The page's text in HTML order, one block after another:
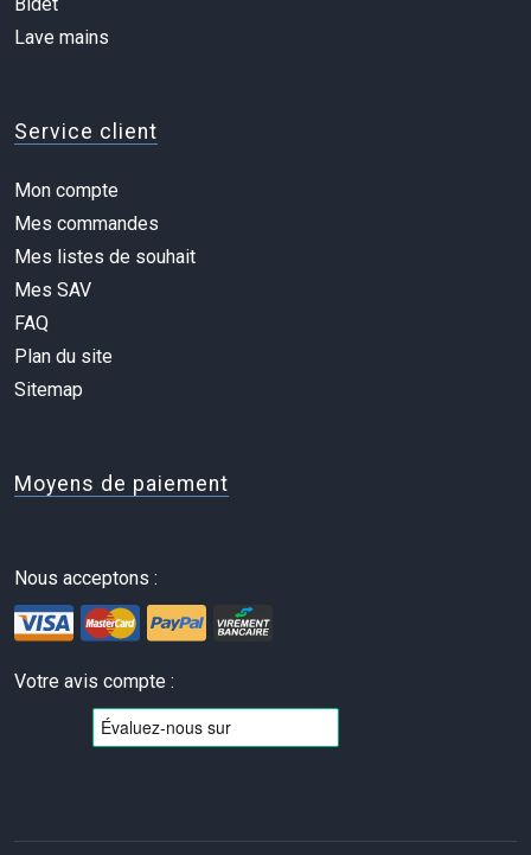
Lave mains
Service client
Mon compte
Mes commandes
Mes listes de souhait
Mes SAV
FAQ
Plan du site
Sitemap
Moyens de paiement
Nous acceptons :
Votre avis compte :